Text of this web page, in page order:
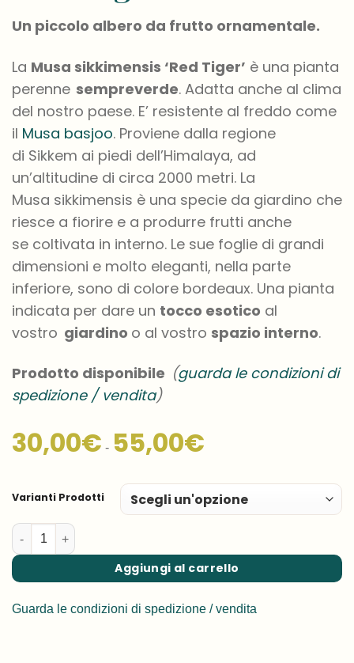
Un piccolo albero da frutto ornamentale.
La Musa sikkimensis ‘Red Tiger’ è una pianta
perenne sempreverde. Adatta anche al clima
del nostro paese. E’ resistente al freddo come
il Musa basjoo. Proviene dalla regione
di Sikkem ai piedi dell’Himalaya, ad
un’altitudine di circa 2000 metri. La
Musa sikkimensis è una specie da giardino che
riesce a fiorire e a produrre frutti anche
se coltivata in interno. Le sue foglie di grandi
dimensioni e molto eleganti, nella parte
inferiore, sono di colore bordeaux. Una pianta
indicata per dare un tocco esotico al
vostro giardino o al vostro spazio interno.
Prodotto disponibile (guarda le condizioni di
spedizione / vendita)
30,00€ - 55,00€
30,00€
a
55,00€
Varianti Prodotti
Musa sikkimensis ‘Red Tiger’ – Darjeeling banana ‘Red Tiger’
Aggiungi al carrello
Guarda le condizioni di spedizione / vendita